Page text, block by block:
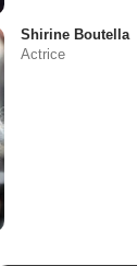
Shirine Boutella
Actrice